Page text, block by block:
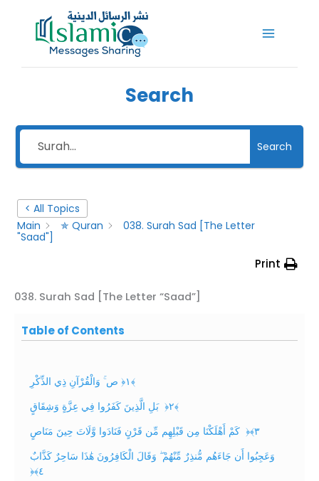
Search
Search
< All Topics
Main
✯ Quran
038. Surah Sad [The Letter
"Saad"]
Print
038. Surah Sad [The Letter “Saad”]
Table of Contents
ص ۚ وَالْقُرْآنِ ذِي الذِّكْرِ ‎﴿١﴾
‏ بَلِ الَّذِينَ كَفَرُوا فِي عِزَّةٍ وَشِقَاقٍ ‎﴿٢﴾
‏ كَمْ أَهْلَكْنَا مِن قَبْلِهِم مِّن قَرْنٍ فَنَادَوا وَّلَاتَ حِينَ مَنَاصٍ ‎﴿٣﴾‏
وَعَجِبُوا أَن جَاءَهُم مُّنذِرٌ مِّنْهُمْ ۖ وَقَالَ الْكَافِرُونَ هَٰذَا سَاحِرٌ كَذَّابٌ
‎﴿٤﴾‏